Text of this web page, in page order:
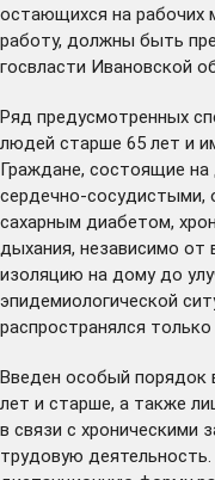
остающихся на рабочих
работу, должны быть
госвласти Ивановской
Ряд предусмотренных
людей старше 65 лет и
Граждане, состоящие на
сердечно-сосудистыми,
сахарным диабетом,
дыхания, независимо
изоляцию на дому до
эпидемиологической
распространялся
Введен особый порядок
лет и старше, а также
в связи с хроническими
трудовую